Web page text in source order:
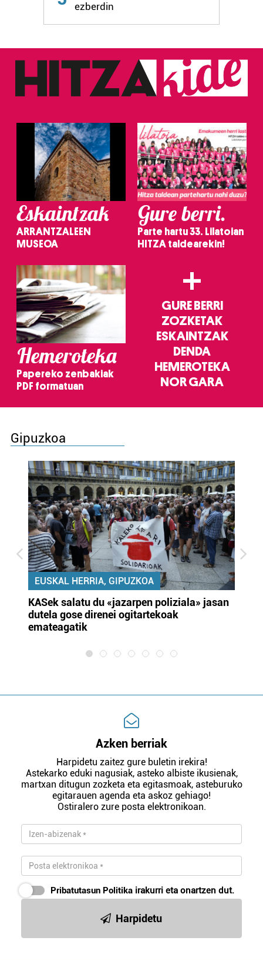
ezberdin
Eskaintzak
ARRANTZALEEN
MUSEOA
Gure berri.
Parte hartu 33. Lilatoian
HITZA taldearekin!
Hemeroteka
Papereko zenbakiak
PDF formatuan
+
GURE BERRI
ZOZKETAK
ESKAINTZAK
DENDA
HEMEROTEKA
NOR GARA
Gipuzkoa
EUSKAL HERRIA, GIPUZKOA
KASek salatu du «jazarpen poliziala» jasan
dutela gose direnei ogitartekoak
emateagatik
Azken berriak
Harpidetu zaitez gure buletin irekira!
Astekarko eduki nagusiak, asteko albiste ikusienak,
martxan ditugun zozketa eta egitasmoak, asteburuko
egitarauen agenda eta askoz gehiago!
Ostiralero zure posta elektronikoan.
Pribatutasun Politika irakurri eta onartzen dut.
Harpidetu